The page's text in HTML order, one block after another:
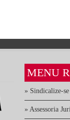
MENU
» Sindicalize-se
» Assessoria